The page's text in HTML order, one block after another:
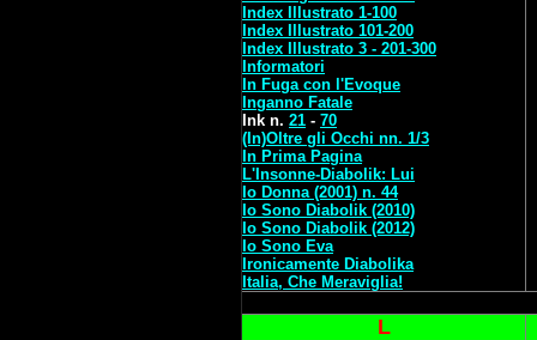
Index Illustrato 1-100
Index Illustrato 101-200
Index Illustrato 3 - 201-300
Informatori
In Fuga con l'Evoque
Inganno Fatale
Ink n. 21 - 70
(In)Oltre gli Occhi nn. 1/3
In Prima Pagina
L'Insonne-Diabolik: Lui
Io Donna (2001) n. 44
Io Sono Diabolik (2010)
Io Sono Diabolik (2012)
Io Sono Eva
Ironicamente Diabolika
Italia, Che Meraviglia!
L